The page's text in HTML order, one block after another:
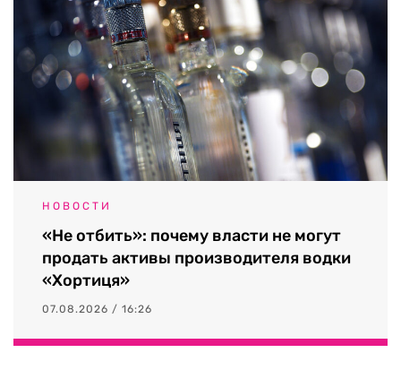
НОВОСТИ
«Не отбить»: почему власти не могут
продать активы производителя водки
«Хортиця»
07.08.2026 / 16:26